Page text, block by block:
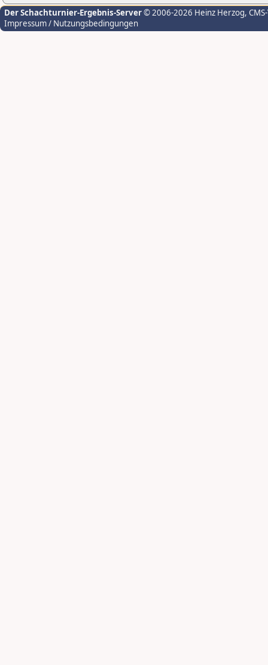
Der Schachturnier-Ergebnis-Server© 2006-2026 Heinz Herzog,
Impressum / Nutzungsbedingungen